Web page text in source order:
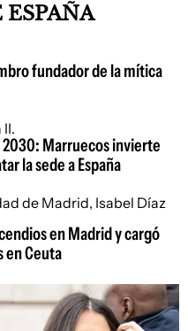
fundador de la mítica
2030: Marruecos invierte
la sede a España
en Madrid y cargó
en Ceuta